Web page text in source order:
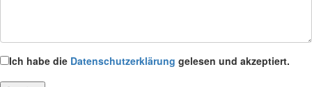
Ich habe die Datenschutzerklärung gelesen und akzeptiert.